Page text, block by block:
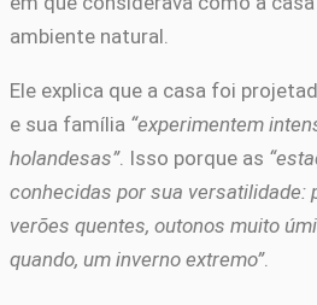
ambiente natural.
Ele explica que a casa foi
e sua família “experimentem
holandesas”. Isso porque as
conhecidas por sua versatilidade:
verões quentes, outonos muito
quando, um inverno extremo”.